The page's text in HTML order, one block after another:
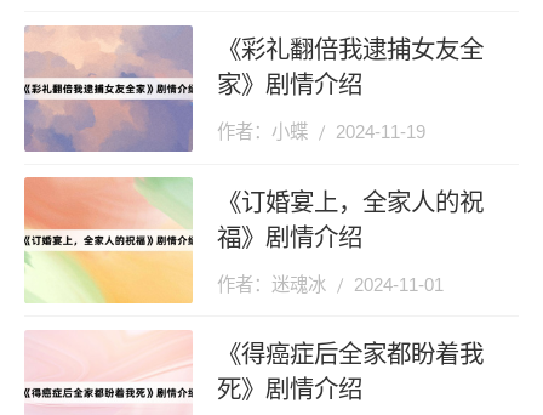
《彩礼翻倍我逮捕女友全
家》剧情介绍
作者：小蝶 2024-11-19
《订婚宴上，全家人的祝
福》剧情介绍
作者：迷魂冰 2024-11-01
《得癌症后全家都盼着我
死》剧情介绍